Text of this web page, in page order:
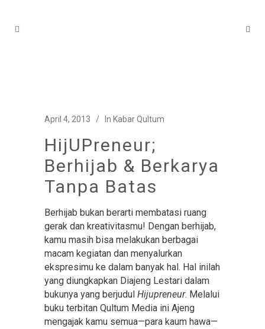
April 4, 2013 In Kabar Qultum
HijUPreneur;
Berhijab & Berkarya
Tanpa Batas
Berhijab bukan berarti membatasi ruang
gerak dan kreativitasmu! Dengan berhijab,
kamu masih bisa melakukan berbagai
macam kegiatan dan menyalurkan
ekspresimu ke dalam banyak hal. Hal inilah
yang diungkapkan Diajeng Lestari dalam
bukunya yang berjudul Hijupreneur. Melalui
buku terbitan Qultum Media ini Ajeng
mengajak kamu semua—para kaum hawa—